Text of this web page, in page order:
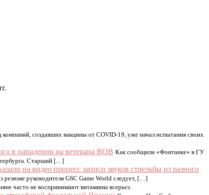
компаний, создавших вакцины от COVID-19, уже начал испытания своих
в нападении на ветерана ВОВ Как сообщили «Фонтанке» в ГУ
Старший […]
на видео процесс записи звуков стрельбы из разного
руководителя GSC Game World следует, […]
часто не воспринимают витамины всерьез.